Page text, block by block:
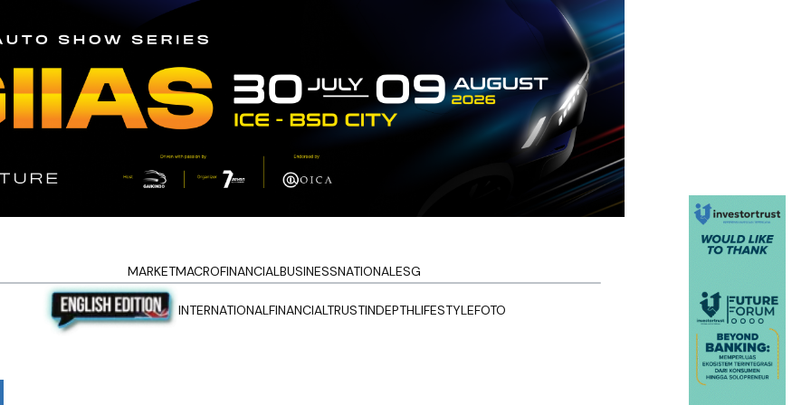
MARKETMACROFINANCIALBUSINESSNATIONALESG
INTERNATIONALFINANCIALTRUSTINDEPTHLIFESTYLEFOTO